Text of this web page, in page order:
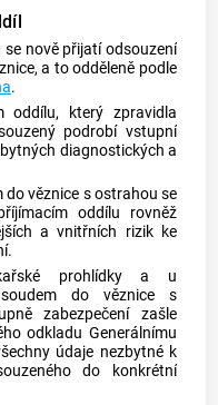
nově přijatí odsouzení
a to odděleně podle
.
oddílu, který zpravidla
podrobí vstupní
diagnostických a
do věznice s ostrahou se
oddílu rovněž
a vnitřních rizik ke
prohlídky a u
soudem do věznice s
zabezpečení zašle
odkladu Generálnímu
údaje nezbytné k
do konkrétní